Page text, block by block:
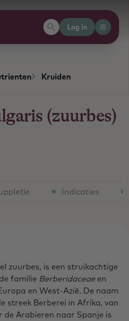
Log in
Kruiden
(zuurbes)
Indicaties
zuurbes, is een struikachtige
familie Berberidaceae en
en West-Azië. De naam
streek Berberei in Afrika, van
Arabieren naar Spanje is